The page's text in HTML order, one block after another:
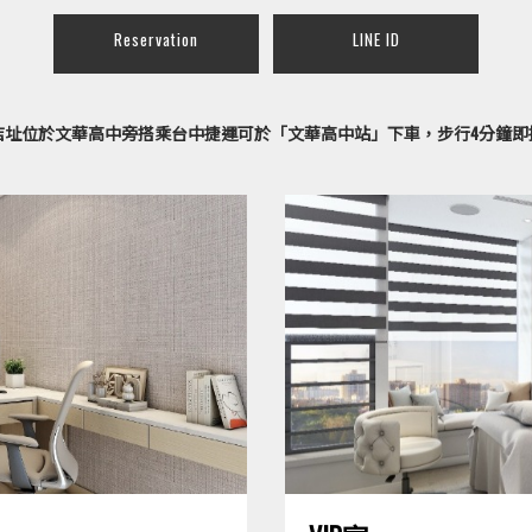
Reservation LINE ID
位於文華高中旁搭乘台中捷運可於「文華高中站」下車，步行4分鐘